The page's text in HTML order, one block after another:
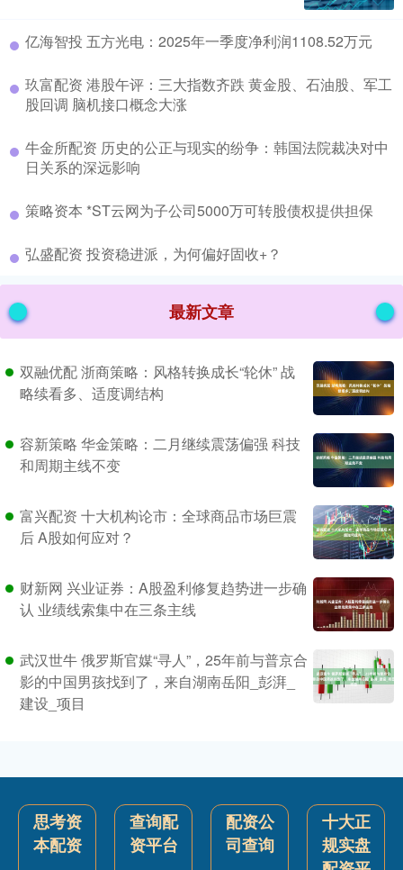
​亿海智投 五方光电：2025年一季度净利润1108.52万元
​玖富配资 港股午评：三大指数齐跌 黄金股、石油股、军工
股回调 脑机接口概念大涨
​牛金所配资 历史的公正与现实的纷争：韩国法院裁决对中
日关系的深远影响
​策略资本 *ST云网为子公司5000万可转股债权提供担保
​弘盛配资 投资稳进派，为何偏好固收+？
最新文章
双融优配 浙商策略：风格转换成长“轮休” 战
略续看多、适度调结构
容新策略 华金策略：二月继续震荡偏强 科技
和周期主线不变
富兴配资 十大机构论市：全球商品市场巨震
后 A股如何应对？
财新网 兴业证券：A股盈利修复趋势进一步确
认 业绩线索集中在三条主线
武汉世牛 俄罗斯官媒“寻人”，25年前与普京合
影的中国男孩找到了，来自湖南岳阳_彭湃_
建设_项目
思考资
本配资
查询配
资平台
配资公
司查询
十大正
规实盘